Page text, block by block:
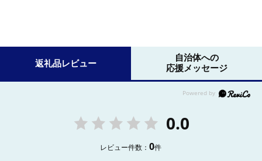
返礼品レビュー
自治体への
応援メッセージ
0.0
レビュー件数：0件